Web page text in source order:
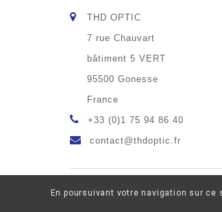
THD OPTIC
7 rue Chauvart
bâtiment 5 VERT
95500 Gonesse
France
+33 (0)1 75 94 86 40
contact@thdoptic.fr
En poursuivant votre navigation sur